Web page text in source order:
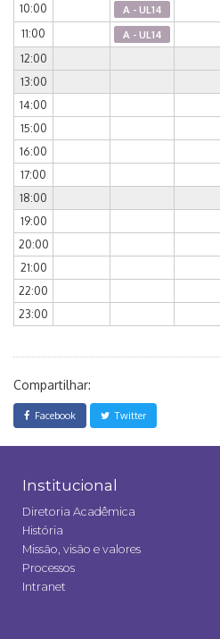
10:00
A - UL14
11:00 A - UL14
12:00
13:00
14:00
15:00
16:00
17:00
18:00
19:00
20:00
21:00
22:00
23:00
Compartilhar:
Facebook Twitter
Institucional
Diretoria Acadêmica
História
Missão, visão e valores
Processos
Intranet